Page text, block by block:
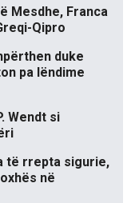
Mesdhe, Franca
Qipro
duke
pa lëndime
Wendt si
të rrepta sigurie,
në